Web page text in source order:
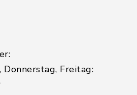
Donnerstag, Freitag: